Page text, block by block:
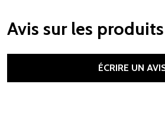
Avis sur les produits
ÉCRIRE UN